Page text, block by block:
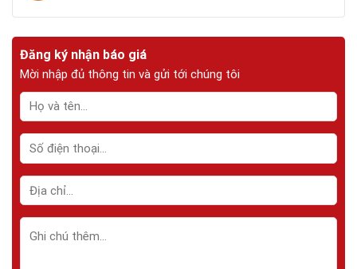
Đăng ký nhận báo giá
Mời nhập đủ thông tin và gửi tới chúng tôi